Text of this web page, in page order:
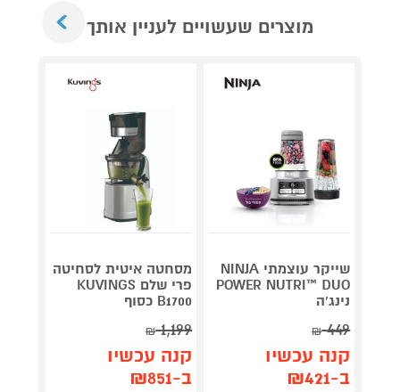
מוצרים שעשויים לעניין אותך
שייקר עוצמתי NINJA
POWER NUTRI™ DUO
נינג'ה
449
₪
קנה עכשיו
ב-₪421
מסחטה איטית לסחיטה
פרי שלם KUVINGS
B1700 כסוף
1,199
₪
קנה עכשיו
ב-₪851